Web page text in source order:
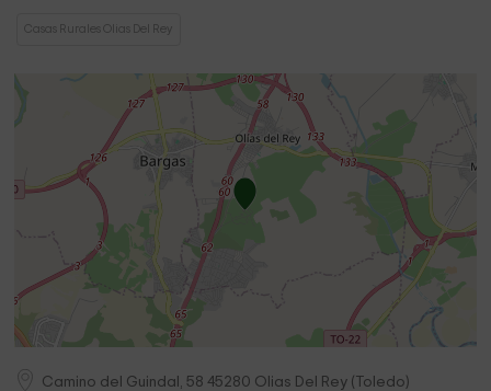
Casas Rurales Olias Del Rey
Camino del Guindal, 58 45280 Olias Del Rey ( Toledo)